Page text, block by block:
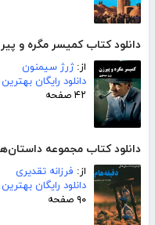
دانلود کتاب کمیسر مگره و
از:ژرژ سیمنون
دانلود رایگان
۴۲ صفحه
دانلود کتاب مجموعه
از: فرزانه تقدیری
دانلود رایگان
۹۰ صفحه